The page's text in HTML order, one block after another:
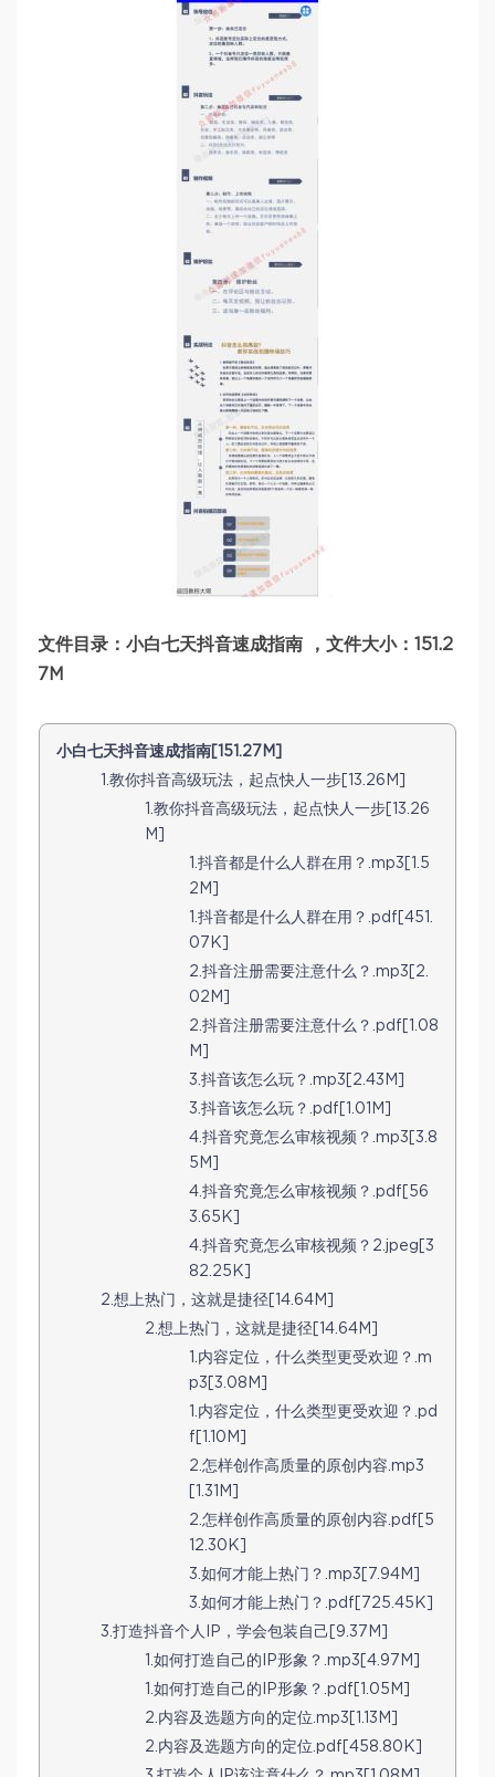
文件目录：小白七天抖音速成指南 ，文件大小：151.2
7M
小白七天抖音速成指南[151.27M]
1.教你抖音高级玩法，起点快人一步[13.26M]
1.教你抖音高级玩法，起点快人一步[13.26
M]
1.抖音都是什么人群在用？.mp3[1.5
2M]
1.抖音都是什么人群在用？.pdf[451.
07K]
2.抖音注册需要注意什么？.mp3[2.
02M]
2.抖音注册需要注意什么？.pdf[1.08
M]
3.抖音该怎么玩？.mp3[2.43M]
3.抖音该怎么玩？.pdf[1.01M]
4.抖音究竟怎么审核视频？.mp3[3.8
5M]
4.抖音究竟怎么审核视频？.pdf[56
3.65K]
4.抖音究竟怎么审核视频？2.jpeg[3
82.25K]
2.想上热门，这就是捷径[14.64M]
2.想上热门，这就是捷径[14.64M]
1.内容定位，什么类型更受欢迎？.m
p3[3.08M]
1.内容定位，什么类型更受欢迎？.pd
f[1.10M]
2.怎样创作高质量的原创内容.mp3
[1.31M]
2.怎样创作高质量的原创内容.pdf[5
12.30K]
3.如何才能上热门？.mp3[7.94M]
3.如何才能上热门？.pdf[725.45K]
3.打造抖音个人IP，学会包装自己[9.37M]
1.如何打造自己的IP形象？.mp3[4.97M]
1.如何打造自己的IP形象？.pdf[1.05M]
2.内容及选题方向的定位.mp3[1.13M]
2.内容及选题方向的定位.pdf[458.80K]